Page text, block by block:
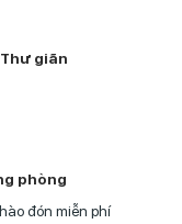
giãn
phòng
đón miễn phí